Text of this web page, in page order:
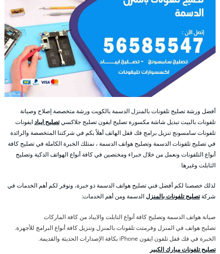
أفضل ورشة تصليح تلفونات بالمنزل الدسمة بالكويت ورشة متخصصة إصلاح وصيانة
تلفونات بالبيت تبديل شاشة مكسورة تصليح ايفون تصليح جلاكسيتصليح ايبادايفونات
تلفونات سامسونج تنزيل برامج فك قفل الهاتف أهلاً بكم في شركتنا المتخصصة والرائدة
في تصليح تلفونات الدسمة وتصليح هواتف الدسمة ، نمتلك الخبرة الكاملة في تصليح كافة
أنواع التلفونات ونعمل من خلال خبراء ومختصين في كافة أنواع الهواتف الذكية وتصليح
التابلت وغيرها
لذلك خصصنا لكم أفضل فني تصليح هواتف الدسمة ذو خبرة، ونوفر لكم أهم الخدمات في
شركةتصليح تلفونات بالمنزلالدسمة ومن أهم الخدمات:
صيانة هواتف الدسمة وتصليح كافة أنواع التابلت والايباد من كافة الماركات
تصليح هواتف في المنزل وفرمتت تلفونات بالمنزل وتنزيل كافة أنواع البرامج للأجهزة.
الخبرة في فك قفل تلفون ايفون iPhone بكافة الإصدارات الحديثة والقديمة.
تصليح تلفونات مبارك الكبير